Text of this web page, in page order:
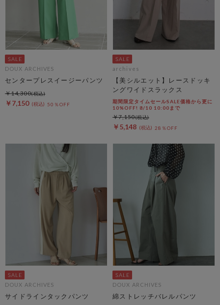
DOUX ARCHIVES
センタープレスイージーパンツ
￥7,150 50％OFF
￥14,300
archives
【美シルエット】レースドッキ
ングワイドスラックス
期間限定タイムセールSALE価格から更に
10%OFF! 8/10 10:00まで
￥5,148 28％OFF
￥7,150
DOUX ARCHIVES
サイドラインタックパンツ
DOUX ARCHIVES
綿ストレッチバレルパンツ